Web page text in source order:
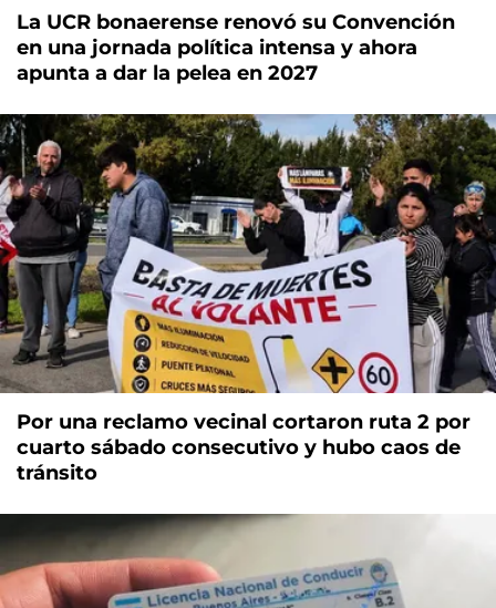
La UCR bonaerense renovó su Convención
en una jornada política intensa y ahora
apunta a dar la pelea en 2027
Por una reclamo vecinal cortaron ruta 2 por
cuarto sábado consecutivo y hubo caos de
tránsito